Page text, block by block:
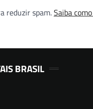
reduzir spam.Saiba
BRASIL